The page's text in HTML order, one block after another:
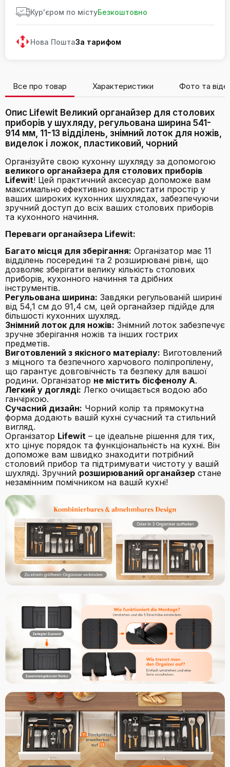
Кур'єром по містуБезкоштовно
Нова ПоштаЗа тарифом
Все про товар Характеристики Фото та
Опис Lifewit Великий органайзер для столових
приборів у шухляду, регульована ширина 541-
914 мм, 11-13 відділень, знімний лоток для ножів,
виделок і ложок, пластиковий, чорний
Організуйте свою кухонну шухляду за допомогою
великого органайзера для столових приборів
Lifewit! Цей практичний аксесуар допоможе вам
максимально ефективно використати простір у
ваших широких кухонних шухлядах, забезпечуючи
зручний доступ до всіх ваших столових приборів
та кухонного начиння.
Переваги органайзера Lifewit:
Багато місця для зберігання: Організатор має 11
відділень посередині та 2 розширювані рівні, що
дозволяє зберігати велику кількість столових
приборів, кухонного начиння та дрібних
інструментів.
Регульована ширина: Завдяки регульованій ширині
від 54,1 см до 91,4 см, цей органайзер підійде для
більшості кухонних шухляд.
Знімний лоток для ножів: Знімний лоток забезпечує
зручне зберігання ножів та інших гострих
предметів.
Виготовлений з якісного матеріалу: Виготовлений
з міцного та безпечного харчового поліпропілену,
що гарантує довговічність та безпеку для вашої
родини. Організатор не містить бісфенолу А.
Легкий у догляді: Легко очищається водою або
ганчіркою.
Сучасний дизайн: Чорний колір та прямокутна
форма додають вашій кухні сучасний та стильний
вигляд.
Організатор Lifewit – це ідеальне рішення для тих,
хто цінує порядок та функціональність на кухні. Він
допоможе вам швидко знаходити потрібний
столовий прибор та підтримувати чистоту у вашій
шухляді. Зручний розширюваний органайзер стане
незамінним помічником на вашій кухні!